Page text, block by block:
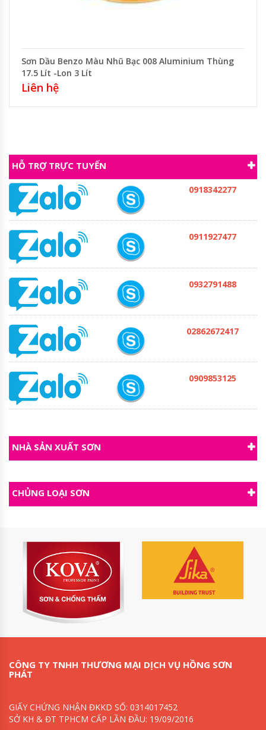
Sơn Dầu Benzo Màu Nhũ Bạc 008 Aluminium Thùng
17.5 Lít -Lon 3 Lít
Liên hệ
HỖ TRỢ TRỰC TUYẾN
0918342277
0911927477
0932791488
02862672417
0909853125
NHÀ SẢN XUẤT SƠN
CHỦNG LOẠI SƠN
CÔNG TY TNHH THƯƠNG MẠI DỊCH VỤ HỒNG SƠN
PHÁT
GIẤY CHỨNG NHẬN ĐKKD SỐ: 0314017452
SỞ KH & ĐT TPHCM CẤP LẦN ĐẦU: 19/09/2016